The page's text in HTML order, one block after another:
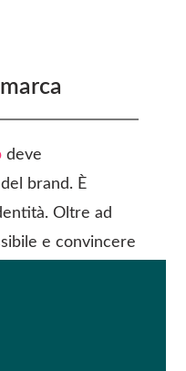
deve
brand. È
Oltre ad
e convincere